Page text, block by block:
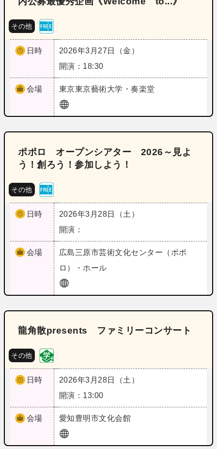
その他
日時
2026年3月27日（金）
開演：18:30
会場 東京東京藝術大学・奏楽堂
ポポロ オープンシアター 2026～見よ
う！創ろう！参加しよう！
その他
日時
2026年3月28日（土）
開演：
会場 広島三原市芸術文化センター（ポポ
ロ）・ホール
龍角散presents ファミリーコンサート
その他
日時
2026年3月28日（土）
開演：13:00
会場 愛知豊明市文化会館